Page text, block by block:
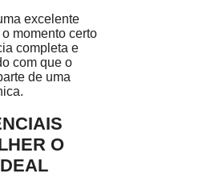
excelente
momento certo
completa e
com que o
de uma
O